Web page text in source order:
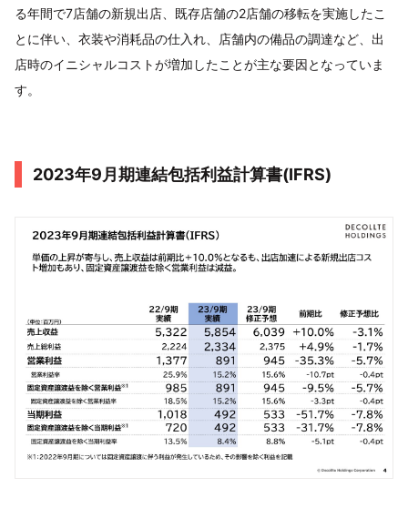
る年間で7店舗の新規出店、既存店舗の2店舗の移転を実施したこ
とに伴い、衣装や消耗品の仕入れ、店舗内の備品の調達など、出
店時のイニシャルコストが増加したことが主な要因となっていま
す。
2023年9月期連結包括利益計算書(IFRS)